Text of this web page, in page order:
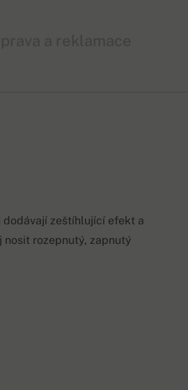
zeštíhlující efekt a
rozepnutý, zapnutý